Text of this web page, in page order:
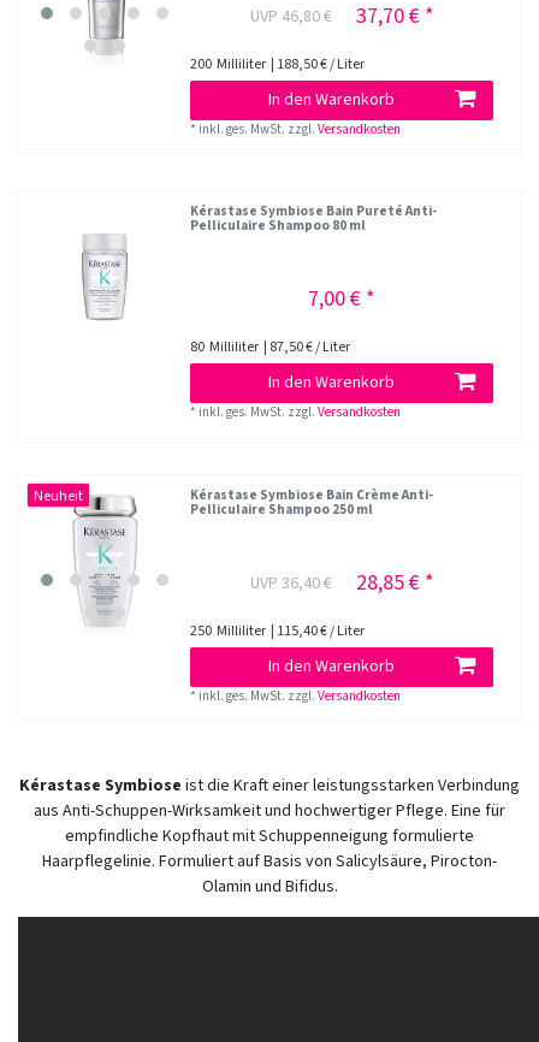
UVP 46,80 € 37,70 € *
200 Milliliter | 188,50 € / Liter
In den Warenkorb
* inkl. ges. MwSt. zzgl.Versandkosten
Kérastase Symbiose Bain Pureté Anti-
Pelliculaire Shampoo 80 ml
7,00 € *
80 Milliliter | 87,50 € / Liter
In den Warenkorb
* inkl. ges. MwSt. zzgl.Versandkosten
Neuheit
Kérastase Symbiose Bain Crème Anti-
Pelliculaire Shampoo 250 ml
UVP 36,40 € 28,85 € *
250 Milliliter | 115,40 € / Liter
In den Warenkorb
* inkl. ges. MwSt. zzgl.Versandkosten
Kérastase Symbiose ist die Kraft einer leistungsstarken Verbindung
aus Anti-Schuppen-Wirksamkeit und hochwertiger Pflege. Eine für
empfindliche Kopfhaut mit Schuppenneigung formulierte
Haarpflegelinie. Formuliert auf Basis von Salicylsäure, Pirocton-
Olamin und Bifidus.